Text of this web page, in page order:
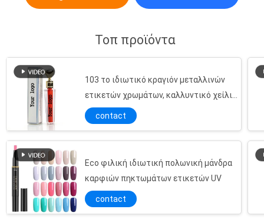
Τοπ προϊόντα
103 το ιδιωτικό κραγιόν μεταλλινών
ετικετών χρωμάτων, καλλυντικό χείλι
0.27oz σχολιάζει
contact
Eco φιλική ιδιωτική πολωνική μάνδρα
καρφιών πηκτωμάτων ετικετών UV
contact